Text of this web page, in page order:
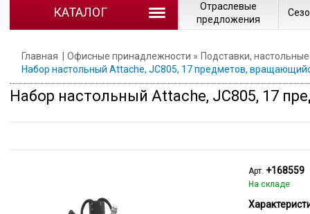
КАТАЛОГ
Отраслевые
предложения
Главная Офисные принадлежности
Подставки,
Набор настольный Attache, JC805, 17 предметов,
Набор настольный Attache, JC805, 17
Арт. +168559
На складе